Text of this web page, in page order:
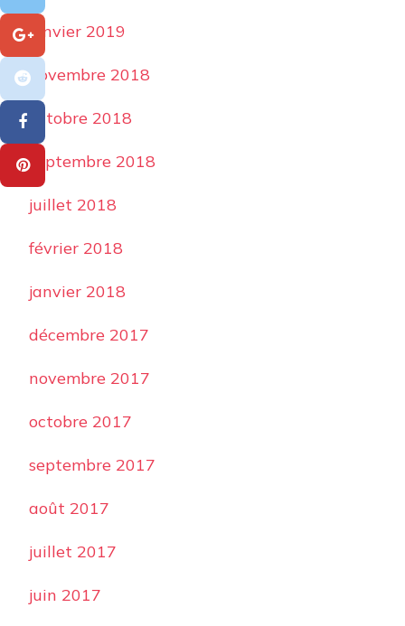
janvier 2019
novembre 2018
octobre 2018
septembre 2018
juillet 2018
février 2018
janvier 2018
décembre 2017
novembre 2017
octobre 2017
septembre 2017
août 2017
juillet 2017
juin 2017